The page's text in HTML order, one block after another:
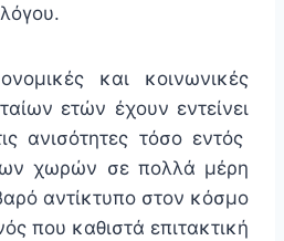
και κοινωνικές
ετών έχουν εντείνει
ανισότητες τόσο εντός
χωρών σε πολλά μέρη
αντίκτυπο στον κόσμο
που καθιστά επιτακτική